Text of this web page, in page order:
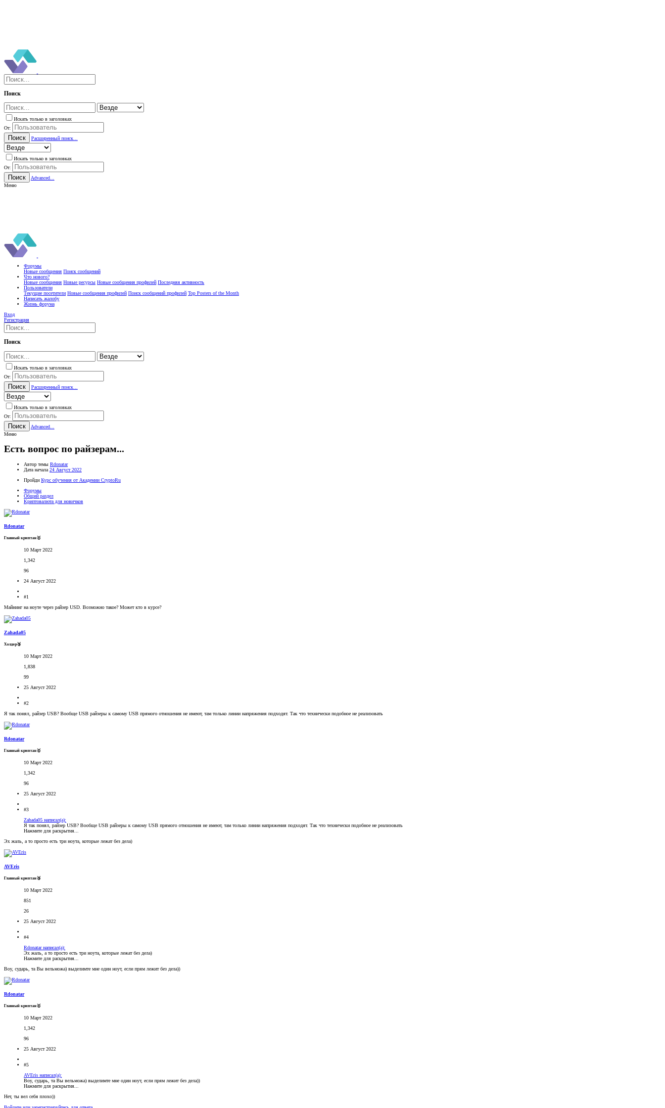
Поиск
Искать только в заголовках
От:
Поиск Расширенный поиск...
Искать только в заголовках
От:
Поиск
Advanced...
Меню
Форумы
Новые сообщения Поиск сообщений
Что нового?
Новые сообщения Новые ресурсы Новые сообщения профилей Последняя активность
Пользователи
Текущие посетители Новые сообщения профилей Поиск сообщений профилей Top Posters of the Month
Написать жалобу
Жизнь форума
Вход
Регистрация
Поиск
Искать только в заголовках
От:
Поиск Расширенный поиск...
Искать только в заголовках
От:
Поиск
Advanced...
Меню
Есть вопрос по райзерам...
Автор темы Rdonatar
Дата начала 24 Август 2022
Пройди Курс обучения от Академии CryptoRu
Форумы
Общий раздел
Криптовалюта для новичков
Rdonatar
Главный криптан🥇
10 Март 2022
1,342
96
24 Август 2022
#1
Майнинг на ноуте через райзер USD. Возможно такое? Может кто в курсе?
Zahada05
Холдер🥉
10 Март 2022
1,838
99
25 Август 2022
#2
Я так понял, райзер USB? Вообще USB райзеры к самому USB прямого отношения не имеют, там только линии напряжения подходят. Так что технически подобное не реализовать
Rdonatar
Главный криптан🥇
10 Март 2022
1,342
96
25 Август 2022
#3
Zahada05 написал(а):
Я так понял, райзер USB? Вообще USB райзеры к самому USB прямого отношения не имеют, там только линии напряжения подходят. Так что технически подобное не реализовать
Нажмите для раскрытия...
Эх жаль, а то просто есть три ноута, которые лежат без дела)
AVEris
Главный криптан🥉
10 Март 2022
851
26
25 Август 2022
#4
Rdonatar написал(а):
Эх жаль, а то просто есть три ноута, которые лежат без дела)
Нажмите для раскрытия...
Воу, сударь, та Вы вельможа) выделимте мне один ноут, если прям лежит без дела))
Rdonatar
Главный криптан🥇
10 Март 2022
1,342
96
25 Август 2022
#5
AVEris написал(а):
Воу, сударь, та Вы вельможа) выделимте мне один ноут, если прям лежит без дела))
Нажмите для раскрытия...
Нет, ты вел себя плохо))